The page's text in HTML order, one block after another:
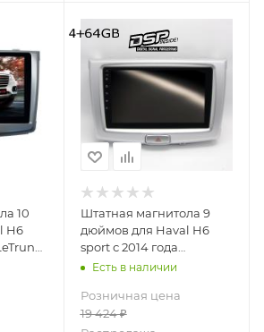
10
H6
Штатная магнитола 9
дюймов для Haval H6
sport с 2014 года
MEKEDE X20-W 5688-
8 ядер Unisoc 9863A DSP
Есть в наличии
Розничная цена
19 424₽